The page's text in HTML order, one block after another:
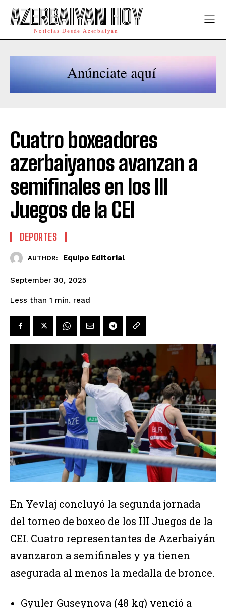
AZERBAIYAN HOY
Noticias Desde Azerbaiyán
Cuatro boxeadores
azerbaiyanos avanzan a
semifinales en los III
Juegos de la CEI
DEPORTES
AUTHOR: Equipo Editorial
September 30, 2025
Less than 1 min. read
En Yevlaj concluyó la segunda jornada
del torneo de boxeo de los III Juegos de la
CEI. Cuatro representantes de Azerbaiyán
avanzaron a semifinales y ya tienen
asegurada al menos la medalla de bronce.
Gyuler Guseynova (48 kg) venció a